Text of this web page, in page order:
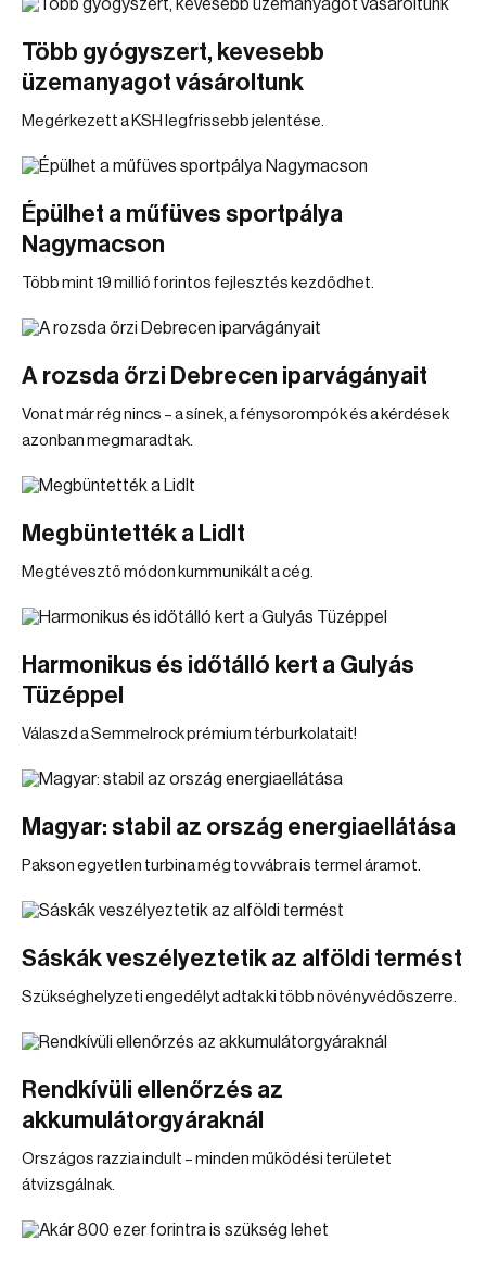
Több gyógyszert, kevesebb
üzemanyagot vásároltunk
Megérkezett a KSH legfrissebb jelentése.
Épülhet a műfüves sportpálya
Nagymacson
Több mint 19 millió forintos fejlesztés kezdődhet.
A rozsda őrzi Debrecen iparvágányait
Vonat már rég nincs – a sínek, a fénysorompók és a kérdések
azonban megmaradtak.
Megbüntették a Lidlt
Megtévesztő módon kummunikált a cég.
Harmonikus és időtálló kert a Gulyás
Tüzéppel
Válaszd a Semmelrock prémium térburkolatait!
Magyar: stabil az ország energiaellátása
Pakson egyetlen turbina még tovvábra is termel áramot.
Sáskák veszélyeztetik az alföldi termést
Szükséghelyzeti engedélyt adtak ki több növényvédőszerre.
Rendkívüli ellenőrzés az
akkumulátorgyáraknál
Országos razzia indult – minden működési területet
átvizsgálnak.